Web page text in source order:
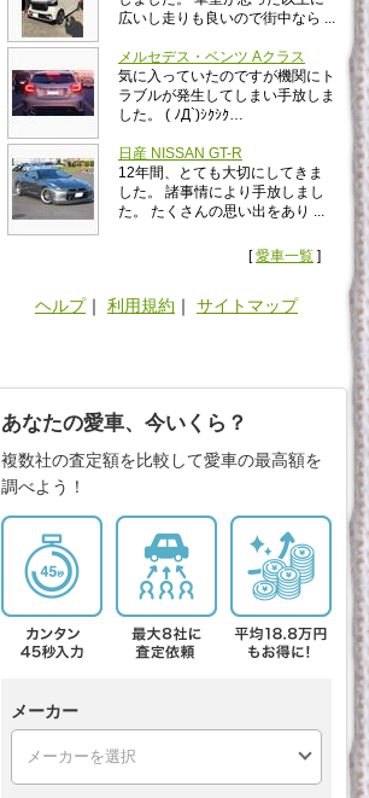
広いし走りも良いので街中なら ...
メルセデス・ベンツ Aクラス
気に入っていたのですが機関にト
ラブルが発生してしまい手放しま
した。 ( ﾉД`)ｼｸｼｸ…
日産 NISSAN GT-R
12年間、とても大切にしてきま
した。 諸事情により手放しまし
た。 たくさんの思い出をあり ...
[愛車一覧 ]
ヘルプ｜ 利用規約 ｜ サイトマップ
あなたの愛車、今いくら？
複数社の査定額を比較して愛車の最高額を
調べよう！
メーカー